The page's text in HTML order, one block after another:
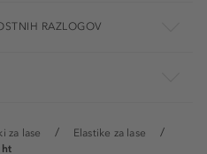
za lase
Elastike za lase
RAZLOGOV